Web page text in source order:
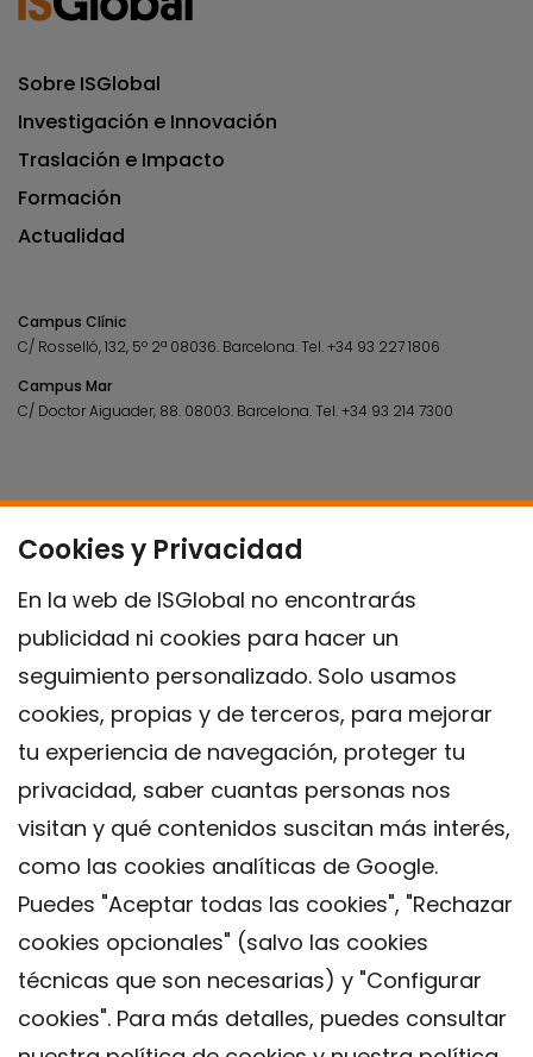
Cookies y Privacidad
En la web de ISGlobal no encontrarás
publicidad ni cookies para hacer un
seguimiento personalizado. Solo usamos
cookies, propias y de terceros, para mejorar
tu experiencia de navegación, proteger tu
privacidad, saber cuantas personas nos
visitan y qué contenidos suscitan más interés,
como las cookies analíticas de Google.
Puedes "Aceptar todas las cookies", "Rechazar
cookies opcionales" (salvo las cookies
técnicas que son necesarias) y "Configurar
cookies". Para más detalles, puedes consultar
Sobre ISGlobal
Investigación e Innovación
Traslación e Impacto
Formación
Actualidad
Campus Clínic
C/ Rosselló, 132, 5º 2ª 08036. Barcelona.Tel.+34 93 227 1806
Campus Mar
C/ Doctor Aiguader, 88. 08003. Barcelona.Tel.+34 93 214 7300
Contacto